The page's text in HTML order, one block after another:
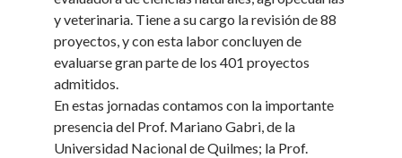
y veterinaria. Tiene a su cargo la revisión de 88
proyectos, y con esta labor concluyen de
evaluarse gran parte de los 401 proyectos
admitidos.
En estas jornadas contamos con la importante
presencia del Prof. Mariano Gabri, de la
Universidad Nacional de Quilmes; la Prof.